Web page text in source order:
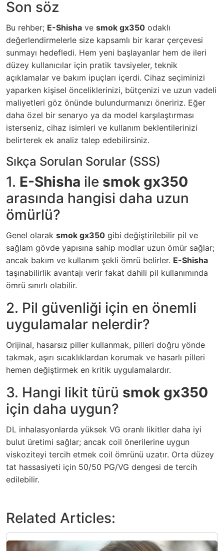
Son söz
Bu rehber; E-Shisha ve smok gx350 odaklı
değerlendirmelerle size kapsamlı bir karar çerçevesi
sunmayı hedefledi. Hem yeni başlayanlar hem de ileri
düzey kullanıcılar için pratik tavsiyeler, teknik
açıklamalar ve bakım ipuçları içerdi. Cihaz seçiminizi
yaparken kişisel önceliklerinizi, bütçenizi ve uzun vadeli
maliyetleri göz önünde bulundurmanızı öneririz. Eğer
daha özel bir senaryo ya da model karşılaştırması
isterseniz, cihaz isimleri ve kullanım beklentilerinizi
belirterek ek analiz talep edebilirsiniz.
Sıkça Sorulan Sorular (SSS)
1. E-Shisha ile smok gx350
arasında hangisi daha uzun
ömürlü?
Genel olarak smok gx350 gibi değiştirilebilir pil ve
sağlam gövde yapısına sahip modlar uzun ömür sağlar;
ancak bakım ve kullanım şekli ömrü belirler. E-Shisha
taşınabilirlik avantajı verir fakat dahili pil kullanımında
ömrü sınırlı olabilir.
2. Pil güvenliği için en önemli
uygulamalar nelerdir?
Orijinal, hasarsız piller kullanmak, pilleri doğru yönde
takmak, aşırı sıcaklıklardan korumak ve hasarlı pilleri
hemen değiştirmek en kritik uygulamalardır.
3. Hangi likit türü smok gx350
için daha uygun?
DL inhalasyonlarda yüksek VG oranlı likitler daha iyi
bulut üretimi sağlar; ancak coil önerilerine uygun
viskoziteyi tercih etmek coil ömrünü uzatır. Orta düzey
tat hassasiyeti için 50/50 PG/VG dengesi de tercih
edilebilir.
Related Articles: